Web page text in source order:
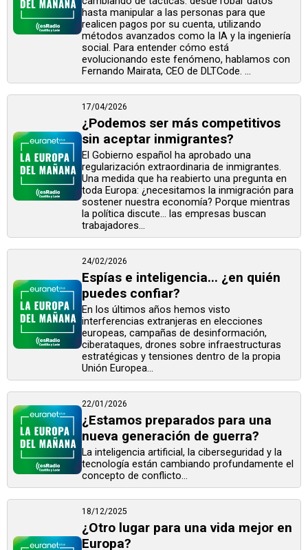
hasta manipular a las personas para que
realicen pagos por su cuenta, utilizando
métodos avanzados como la IA y la ingeniería
social. Para entender cómo está
evolucionando este fenómeno, hablamos con
Fernando Mairata, CEO de DLTCode. ...
17/04/2026
¿Podemos ser más competitivos
sin aceptar inmigrantes?
El Gobierno español ha aprobado una
regularización extraordinaria de inmigrantes.
Una medida que ha reabierto una pregunta en
toda Europa: ¿necesitamos la inmigración para
sostener nuestra economía? Porque mientras
la política discute… las empresas buscan
trabajadores...
24/02/2026
Espías e inteligencia... ¿en quién
puedes confiar?
En los últimos años hemos visto
interferencias extranjeras en elecciones
europeas, campañas de desinformación,
ciberataques, drones sobre infraestructuras
estratégicas y tensiones dentro de la propia
Unión Europea...
22/01/2026
¿Estamos preparados para una
nueva generación de guerra?
La inteligencia artificial, la ciberseguridad y la
tecnología están cambiando profundamente el
concepto de conflicto...
18/12/2025
¿Otro lugar para una vida mejor en
Europa?